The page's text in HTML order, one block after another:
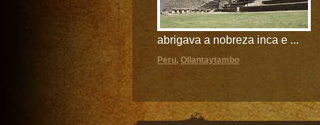
abrigava a nobreza inca e ...
Peru, Ollantaytambo